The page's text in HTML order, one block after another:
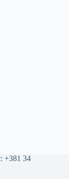
+381 34